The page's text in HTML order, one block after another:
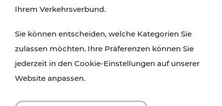
Ihrem Verkehrsverbund.
Sie können entscheiden, welche Kategorien Sie
zulassen möchten. Ihre Präferenzen können Sie
jederzeit in den Cookie-Einstellungen auf unserer
Website anpassen.